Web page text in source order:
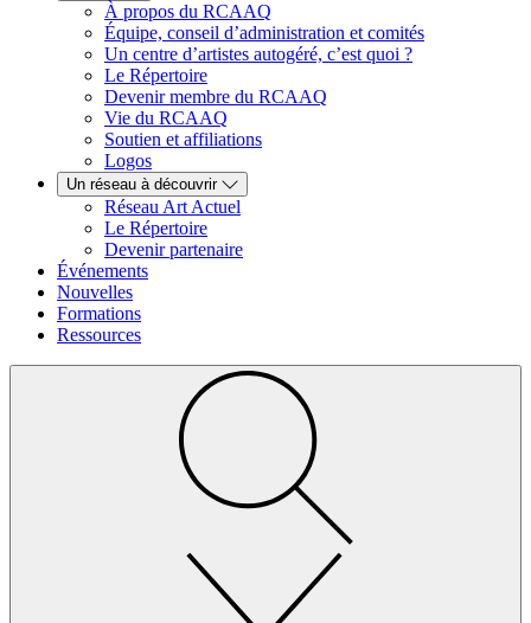
À propos du RCAAQ
Équipe, conseil d’administration et comités
Un centre d’artistes autogéré, c’est quoi ?
Le Répertoire
Devenir membre du RCAAQ
Vie du RCAAQ
Soutien et affiliations
Logos
Un réseau à découvrir
Réseau Art Actuel
Le Répertoire
Devenir partenaire
Événements
Nouvelles
Formations
Ressources